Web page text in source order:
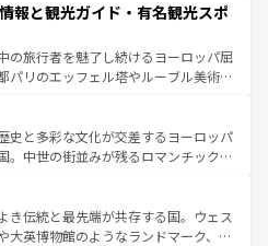
アで、忘れられない旅をしてみよう！
ア情報は
では、情熱的なフラメンコ、熱気あふ
味しいタパスが生活の一部となってい
の洗練された雰囲気や、バルセロナの
から、地方では古代ローマ遺跡や中世
風土や気候が異なるスペインはその個
性で訪れる人を魅了する。 なお、新着のスペイン情報は コ
してほしい。
報と観光ガイド・有名観光スポ
の旅行者を魅了し続けるヨーロッパ屈
パリのエッフェル塔やルーブル美術館
まっている。華麗な宮殿、歴史的な大
、そして豊かな自然が、訪れる者を心
、フランスは美食の国としても知ら
発祥地であるランス、プロヴァンスの
畑など、多彩な楽しみ方が可能だ。さ
域にも魅力が溢れており、どの街角に
史と多彩な文化が交差するヨーロッパ
。中世の街並みが残るロマンチック街
どこを歩いても飽きることがない。ベ
、バイエルン州のアルプスの絶景、そ
ワイン畑といった風景は必見。ビール
き伝統と最先端が共存する国。ウェス
大英博物館のようなランドマーク、歴